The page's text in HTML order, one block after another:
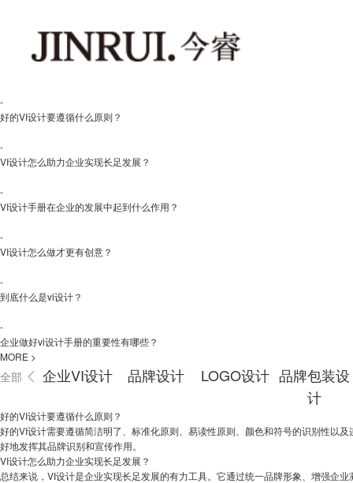
-
好的VI设计要遵循什么原则？
-
VI设计怎么助力企业实现长足发展？
-
VI设计手册在企业的发展中起到什么作用？
-
VI设计怎么做才更有创意？
-
到底什么是vi设计？
-
企业做好vi设计手册的重要性有哪些？
MORE >
全部 企业VI设计 品牌设计 LOGO设计 品牌包装设
计
好的VI设计要遵循什么原则？
好的VI设计需要遵循简洁明了、标准化原则、易读性原则、颜色和符号的识别性以
好地发挥其品牌识别和宣传作用。
VI设计怎么助力企业实现长足发展？
总结来说，VI设计是企业实现长足发展的有力工具。它通过统一品牌形象、增强企